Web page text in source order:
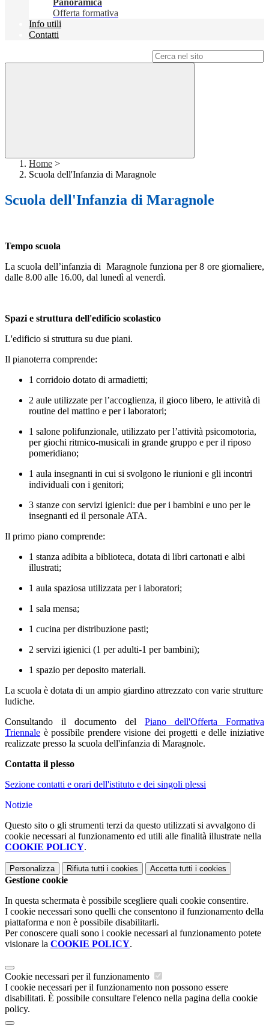
Panoramica
Offerta formativa
Info utili
Contatti
Home >
Scuola dell'Infanzia di Maragnole
Scuola dell'Infanzia di Maragnole
Tempo scuola
La scuola dell’infanzia di Maragnole funziona per 8 ore giornaliere,
dalle 8.00 alle 16.00, dal lunedì al venerdì.
Spazi e struttura dell'edificio scolastico
L'edificio si struttura su due piani.
Il pianoterra comprende:
1 corridoio dotato di armadietti;
2 aule utilizzate per l’accoglienza, il gioco libero, le attività di
routine del mattino e per i laboratori;
1 salone polifunzionale, utilizzato per l’attività psicomotoria,
per giochi ritmico-musicali in grande gruppo e per il riposo
pomeridiano;
1 aula insegnanti in cui si svolgono le riunioni e gli incontri
individuali con i genitori;
3 stanze con servizi igienici: due per i bambini e uno per le
insegnanti ed il personale ATA.
Il primo piano comprende:
1 stanza adibita a biblioteca, dotata di libri cartonati e albi
illustrati;
1 aula spaziosa utilizzata per i laboratori;
1 sala mensa;
1 cucina per distribuzione pasti;
2 servizi igienici (1 per adulti-1 per bambini);
1 spazio per deposito materiali.
La scuola è dotata di un ampio giardino attrezzato con varie strutture
ludiche.
Consultando il documento del Piano dell'Offerta Formativa
Triennale è possibile prendere visione dei progetti e delle iniziative
realizzate presso la scuola dell'infanzia di Maragnole.
Contatta il plesso
Sezione contatti e orari dell'istituto e dei singoli plessi
Notizie
Questo sito o gli strumenti terzi da questo utilizzati si avvalgono di
cookie necessari al funzionamento ed utili alle finalità illustrate nella
COOKIE POLICY.
Personalizza Rifiuta tutti i cookies Accetta tutti i cookies
Gestione cookie
In questa schermata è possibile scegliere quali cookie consentire.
I cookie necessari sono quelli che consentono il funzionamento della
piattaforma e non è possibile disabilitarli.
Per conoscere quali sono i cookie necessari al funzionamento potete
visionare la COOKIE POLICY.
Cookie necessari per il funzionamento
I cookie necessari per il funzionamento non possono essere
disabilitati. È possibile consultare l'elenco nella pagina della cookie
policy.